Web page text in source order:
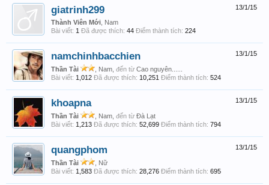
13/1/15
giatrinh299
Thành Viên Mới , Nam
Bài viết: 1 Đã được thích: 44 Điểm thành tích: 224
13/1/15
namchinhbacchien
Thần Tài , Nam, đến từ Cao nguyên......
Bài viết: 1,012 Đã được thích: 10,251 Điểm thành tích: 524
13/1/15
khoapna
Thần Tài , Nam, đến từ Đà Lạt
Bài viết: 1,213 Đã được thích: 52,699 Điểm thành tích: 794
13/1/15
quangphom
Thần Tài
, Nữ
Bài viết: 1,583 Đã được thích: 28,276 Điểm thành tích: 695